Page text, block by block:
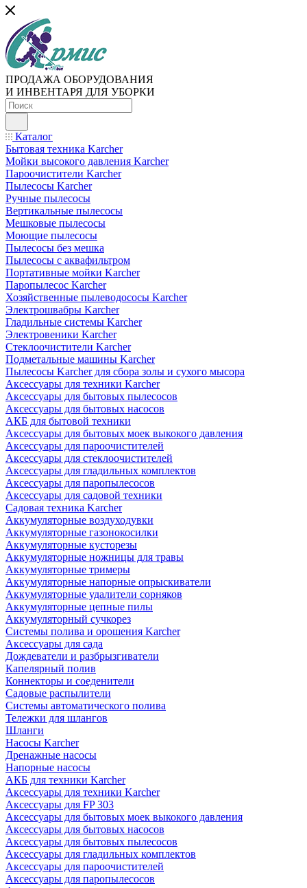
ПРОДАЖА ОБОРУДОВАНИЯ
И ИНВЕНТАРЯ ДЛЯ УБОРКИ
Каталог
Бытовая техника Karcher
Мойки высокого давления Karcher
Пароочистители Karcher
Пылесосы Karcher
Ручные пылесосы
Вертикальные пылесосы
Мешковые пылесосы
Моющие пылесосы
Пылесосы без мешка
Пылесосы с аквафильтром
Портативные мойки Karcher
Паропылесос Karcher
Хозяйственные пылеводососы Karcher
Электрошвабры Karcher
Гладильные системы Karcher
Электровеники Karcher
Стеклоочистители Karcher
Подметальные машины Karcher
Пылесосы Karcher для сбора золы и сухого мысора
Аксессуары для техники Karcher
Аксессуары для бытовых пылесосов
Аксессуары для бытовых насосов
АКБ для бытовой техники
Аксессуары для бытовых моек выкокого давления
Аксессуары для пароочистителей
Аксессуары для стеклоочистителей
Аксессуары для гладильных комплектов
Аксессуары для паропылесосов
Аксессуары для садовой техники
Садовая техника Karcher
Аккумуляторные воздуходувки
Аккумуляторные газонокосилки
Аккумуляторные кусторезы
Аккумуляторные ножницы для травы
Аккумуляторные тримеры
Аккумуляторные напорные опрыскиватели
Аккумуляторные удалители сорняков
Аккумуляторные цепные пилы
Аккумуляторный сучкорез
Системы полива и орошения Karcher
Аксессуары для сада
Дождеватели и разбрызгиватели
Капелярный полив
Коннекторы и соеденители
Садовые распылители
Системы автоматического полива
Тележки для шлангов
Шланги
Насосы Karcher
Дренажные насосы
Напорные насосы
АКБ для техники Karcher
Аксессуары для техники Karcher
Аксессуары для FP 303
Аксессуары для бытовых моек выкокого давления
Аксессуары для бытовых насосов
Аксессуары для бытовых пылесосов
Аксессуары для гладильных комплектов
Аксессуары для пароочистителей
Аксессуары для паропылесосов